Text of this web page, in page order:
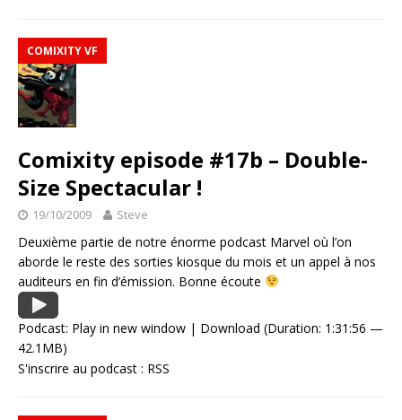
COMIXITY VF
Comixity episode #17b – Double-
Size Spectacular !
19/10/2009 Steve
Deuxième partie de notre énorme podcast Marvel où l’on
aborde le reste des sorties kiosque du mois et un appel à nos
auditeurs en fin d’émission. Bonne écoute
Podcast: Play in new window | Download (Duration: 1:31:56 —
42.1MB)
S'inscrire au podcast : RSS